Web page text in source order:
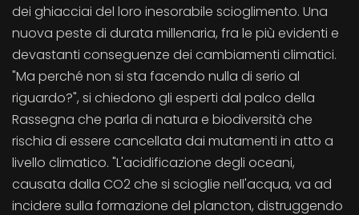
dei ghiacciai del loro inesorabile scioglimento. Una
nuova peste di durata millenaria, fra le più evidenti e
devastanti conseguenze dei cambiamenti climatici.
"Ma perché non si sta facendo nulla di serio al
riguardo?", si chiedono gli esperti dal palco della
Rassegna che parla di natura e biodiversità che
rischia di essere cancellata dai mutamenti in atto a
livello climatico. "L'acidificazione degli oceani,
causata dalla CO2 che si scioglie nell'acqua, va ad
incidere sulla formazione del plancton, distruggendo